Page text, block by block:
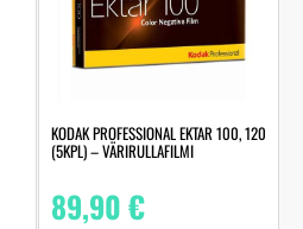
KODAK PROFESSIONAL EKTAR 100, 120
(5KPL) – VÄRIRULLAFILMI
89,90€